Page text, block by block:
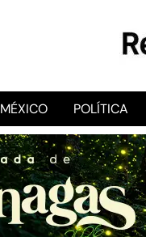
MÉXICO POLÍTICA